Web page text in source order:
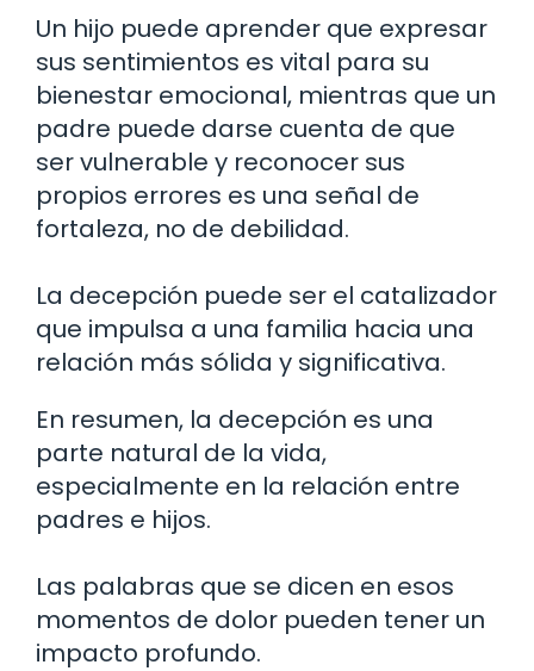
Un hijo puede aprender que expresar
sus sentimientos es vital para su
bienestar emocional, mientras que un
padre puede darse cuenta de que
ser vulnerable y reconocer sus
propios errores es una señal de
fortaleza, no de debilidad.
La decepción puede ser el catalizador
que impulsa a una familia hacia una
relación más sólida y significativa.
En resumen, la decepción es una
parte natural de la vida,
especialmente en la relación entre
padres e hijos.
Las palabras que se dicen en esos
momentos de dolor pueden tener un
impacto profundo.